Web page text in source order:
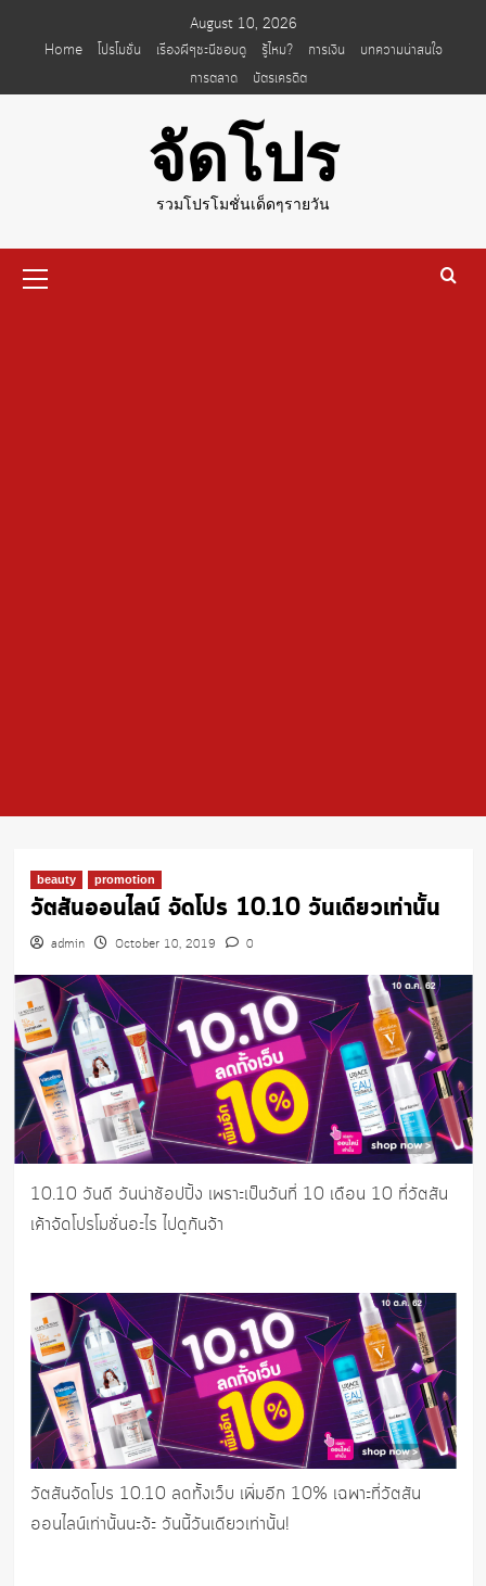
August 10, 2026
Home
โปรโมชั่น เรื่องผีๆชะนีชอบดู รู้ไหม? การเงิน
บทความน่าสนใจ
การตลาด
บัตรเครดิต
จัดโปร
รวมโปรโมชั่นเด็ดๆรายวัน
Menu
beauty promotion
วัตสันออนไลน์ จัดโปร 10.10 วันเดียวเท่านั้น
admin October 10, 2019 0
10.10 วันดี วันน่าช้อปปิ้ง เพราะเป็นวันที่ 10 เดือน 10 ที่วัตสัน
เค้าจัดโปรโมชั่นอะไร ไปดูกันจ้า
วัตสันจัดโปร 10.10 ลดทั้งเว็บ เพิ่มอีก 10% เฉพาะที่วัตสัน
ออนไลน์เท่านั้นนะจ้ะ วันนี้วันเดียวเท่านั้น!